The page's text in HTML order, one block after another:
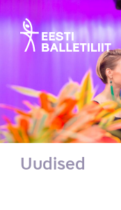
Uudised